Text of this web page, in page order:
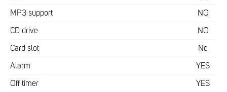
MP3 support NO
CD drive NO
Card slot No
Alarm YES
Off timer YES